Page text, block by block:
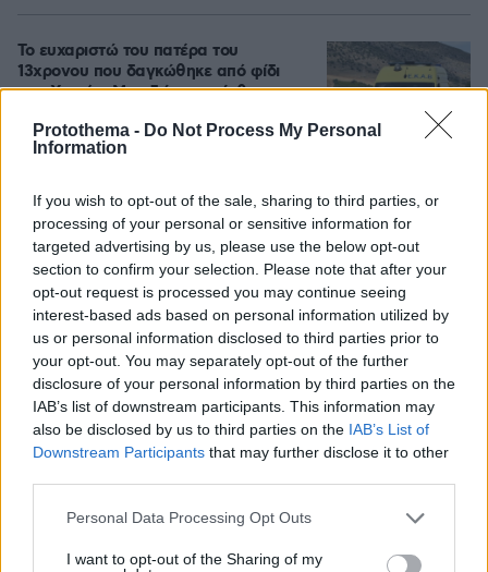
Protothema - Do Not Process My Personal
Information
If you wish to opt-out of the sale, sharing to third parties, or
processing of your personal or sensitive information for
targeted advertising by us, please use the below opt-out
section to confirm your selection. Please note that after your
opt-out request is processed you may continue seeing
interest-based ads based on personal information utilized by
us or personal information disclosed to third parties prior to
your opt-out. You may separately opt-out of the further
disclosure of your personal information by third parties on the
IAB’s list of downstream participants. This information may
also be disclosed by us to third parties on the IAB’s List of
Downstream Participants that may further disclose it to other
Please note that this website/app uses one or more Google
not limited to your visit or usage behaviour. You may click to
Personal Data Processing Opt Outs
I want to opt-out of the Sharing of my
Το ευχαριστώ του πατέρα του
13χρονου που δαγκώθηκε από φίδι
στα Χανιά: «Μας δώσατε αίσθημα
07.08.2026, 10:26
Συγκίνηση στο Πόρτο Γερμενό: Σκύλος
γύρισε σοβαρά τραυματισμένος στο
σπίτι που τον φρόντιζαν μία εβδομάδα
μετά τη φωτιά
07.08.2026, 21:57 5
Games